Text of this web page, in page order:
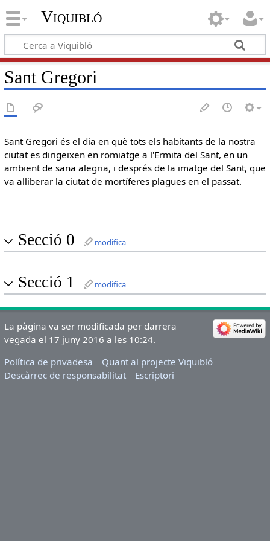
Viquibló
Sant Gregori
Sant Gregori és el dia en què tots els habitants de la nostra
ciutat es dirigeixen en romiatge a l'Ermita del Sant, en un
ambient de sana alegria, i després de la imatge del Sant, que
va alliberar la ciutat de mortíferes plagues en el passat.
Secció 0 modifica
Secció 1 modifica
La pàgina va ser modificada per darrera
vegada el 17 juny 2016 a les 10:24.
Política de privadesa
Quant al projecte Viquibló
Descàrrec de responsabilitat
Escriptori